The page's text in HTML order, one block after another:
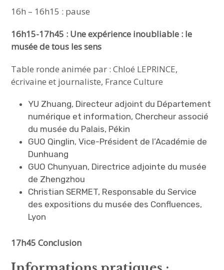
16h – 16h15 : pause
16h15-17h45 : Une expérience inoubliable : le
musée de tous les sens
Table ronde animée par : Chloé LEPRINCE,
écrivaine et journaliste, France Culture
YU Zhuang, Directeur adjoint du Département
numérique et information, Chercheur associé
du musée du Palais, Pékin
GUO Qinglin, Vice-Président de l’Académie de
Dunhuang
GUO Chunyuan, Directrice adjointe du musée
de Zhengzhou
Christian SERMET, Responsable du Service
des expositions du musée des Confluences,
Lyon
17h45 Conclusion